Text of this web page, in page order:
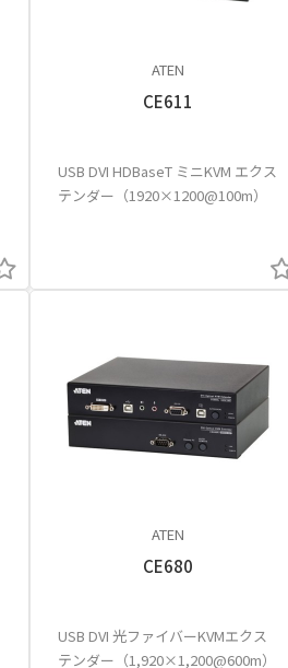
ATEN
CE611
USB DVI HDBaseT ミニKVM エクス
テンダー（1920×1200@100m）
ATEN
CE680
USB DVI 光ファイバーKVMエクス
テンダー（1,920×1,200@600m）